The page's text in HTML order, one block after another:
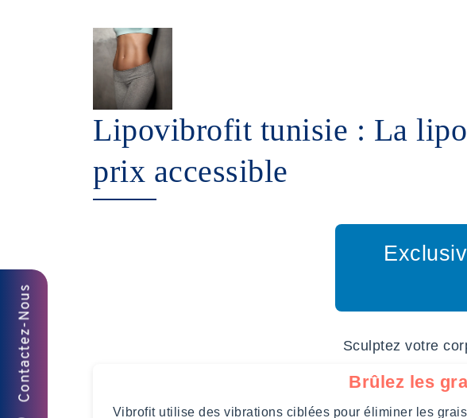
Lipovibrofit tunisie : La
prix accessible
Sculptez votre
Brûlez les
Vibrofit utilise des vibrations ciblées pour éliminer les